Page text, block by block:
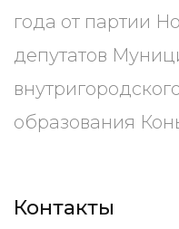
года от партии
депутатов
образования
Контакты